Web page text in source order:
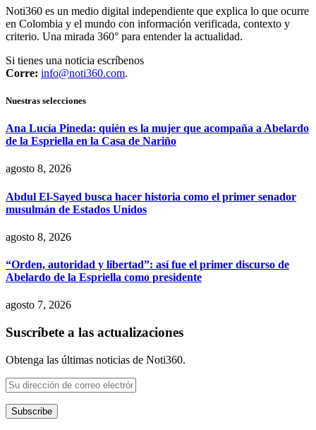
Noti360 es un medio digital independiente que explica lo que ocurre
en Colombia y el mundo con información verificada, contexto y
criterio. Una mirada 360° para entender la actualidad.
Si tienes una noticia escríbenos
Corre: info@noti360.com.
Nuestras selecciones
Ana Lucía Pineda: quién es la mujer que acompaña a Abelardo
de la Espriella en la Casa de Nariño
agosto 8, 2026
Abdul El-Sayed busca hacer historia como el primer senador
musulmán de Estados Unidos
agosto 8, 2026
“Orden, autoridad y libertad”: así fue el primer discurso de
Abelardo de la Espriella como presidente
agosto 7, 2026
Suscríbete a las actualizaciones
Obtenga las últimas noticias de Noti360.